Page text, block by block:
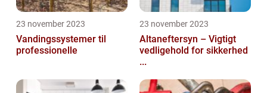
23 november 2023
Vandingssystemer til
professionelle
23 november 2023
Altaneftersyn – Vigtigt
vedligehold for sikkerhed
...